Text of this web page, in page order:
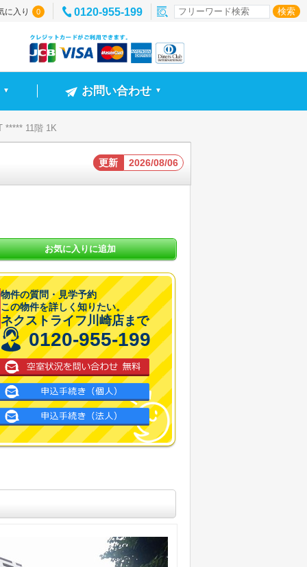
に入り 0 0120-955-199
▼ お問い合わせ ▼
***** 11階 1K
更新 2026/08/06
お気に入りに追加
物件の質問・見学予約
この物件を詳しく知りたい。
ネクストライフ川崎店まで
0120-955-199